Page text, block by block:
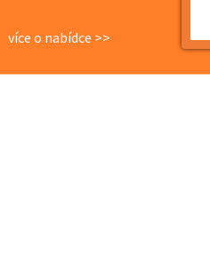
více o nabídce >>